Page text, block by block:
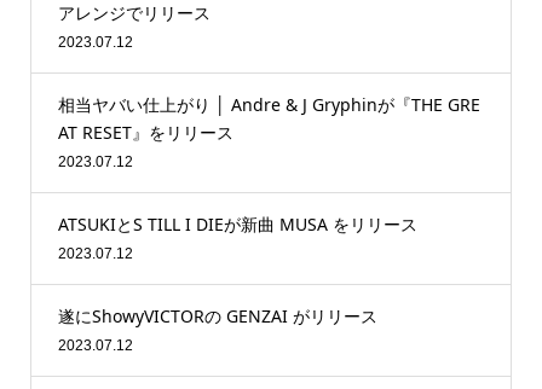
アレンジでリリース
2023.07.12
相当ヤバい仕上がり │ Andre & J Gryphinが『THE GRE
AT RESET』をリリース
2023.07.12
ATSUKIとS TILL I DIEが新曲 MUSA をリリース
2023.07.12
遂にShowyVICTORの GENZAI がリリース
2023.07.12